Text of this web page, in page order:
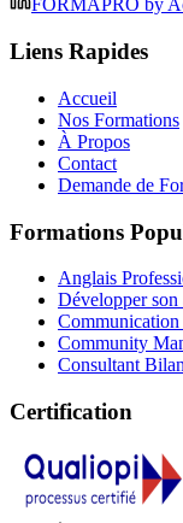
FORMAPRO by
Liens Rapides
Accueil
Nos Formations
À Propos
Contact
Demande de
Formations
Anglais
Développer
Communication
Community
Consultant
Certification